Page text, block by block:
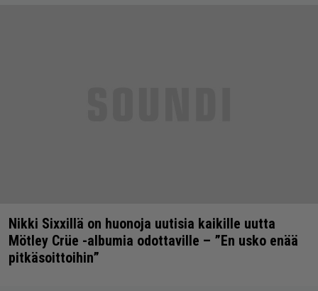
Nikki Sixxillä on huonoja uutisia kaikille uutta
Mötley Crüe -albumia odottaville – ”En usko enää
pitkäsoittoihin”